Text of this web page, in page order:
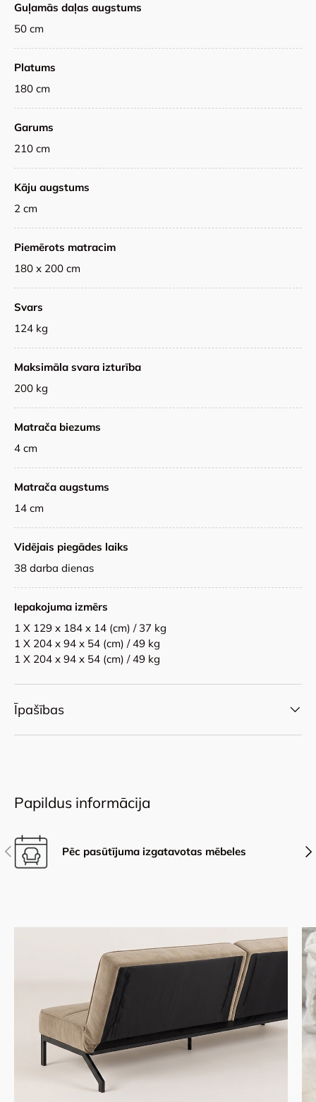
Guļamās daļas augstums
50 cm
Platums
180 cm
Garums
210 cm
Kāju augstums
2 cm
Piemērots matracim
180 x 200 cm
Svars
124 kg
Maksimāla svara izturība
200 kg
Matrača biezums
4 cm
Matrača augstums
14 cm
Vidējais piegādes laiks
38 darba dienas
Iepakojuma izmērs
1 X 129 x 184 x 14 (cm) / 37 kg
1 X 204 x 94 x 54 (cm) / 49 kg
1 X 204 x 94 x 54 (cm) / 49 kg
Īpašības
Papildus informācija
Iepriekšējais Pēc pasūtījuma izgatavotas mēbeles